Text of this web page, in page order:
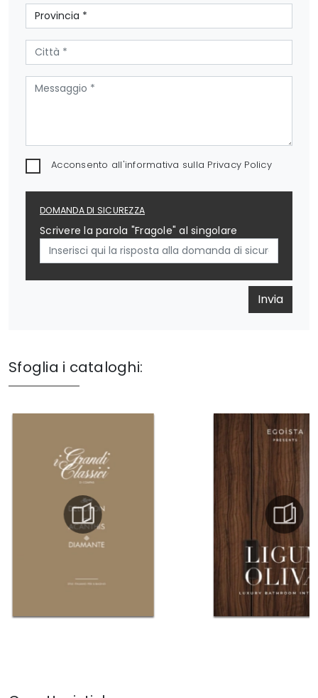
Acconsento all'informativa sulla Privacy Policy
DOMANDA DI SICUREZZA
Scrivere la parola "Fragole" al singolare
Invia
Sfoglia i cataloghi: